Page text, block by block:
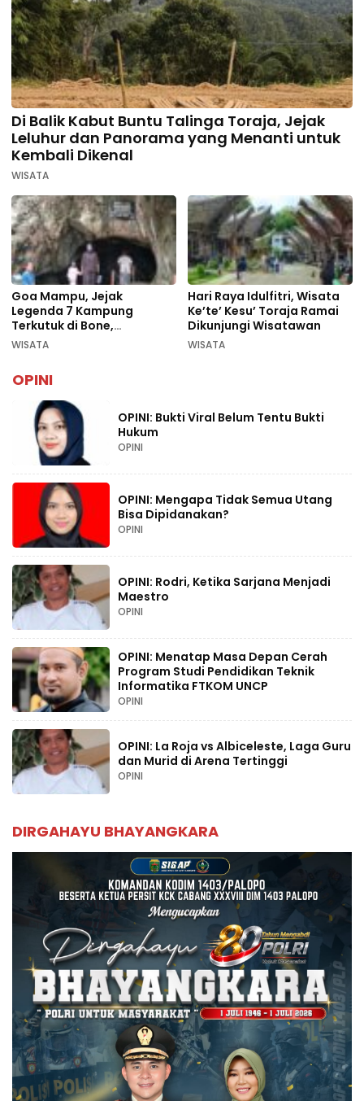
Di Balik Kabut Buntu Talinga Toraja, Jejak
Leluhur dan Panorama yang Menanti untuk
Kembali Dikenal
WISATA
Goa Mampu, Jejak
Legenda 7 Kampung
Terkutuk di Bone,
Rekomendasi Liburan
WISATA
Hari Raya Idulfitri, Wisata
Ke’te’ Kesu’ Toraja Ramai
Dikunjungi Wisatawan
WISATA
OPINI
OPINI: Bukti Viral Belum Tentu Bukti
Hukum
OPINI
OPINI: Mengapa Tidak Semua Utang
Bisa Dipidanakan?
OPINI
OPINI: Rodri, Ketika Sarjana Menjadi
Maestro
OPINI
OPINI: Menatap Masa Depan Cerah
Program Studi Pendidikan Teknik
Informatika FTKOM UNCP
OPINI
OPINI: La Roja vs Albiceleste, Laga Guru
dan Murid di Arena Tertinggi
OPINI
DIRGAHAYU BHAYANGKARA